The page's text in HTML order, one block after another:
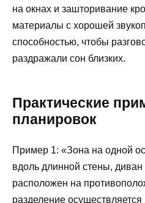
на окнах и зашторивание
материалы с хорошей
способностью, чтобы
раздражали сон близких.
Практические
планировок
Пример 1: «Зона на одной
вдоль длинной стены,
расположен на
разделение